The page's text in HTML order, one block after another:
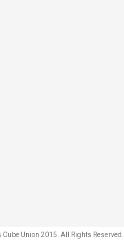
Union 2015. All Rights Reserved.